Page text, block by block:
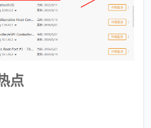
点